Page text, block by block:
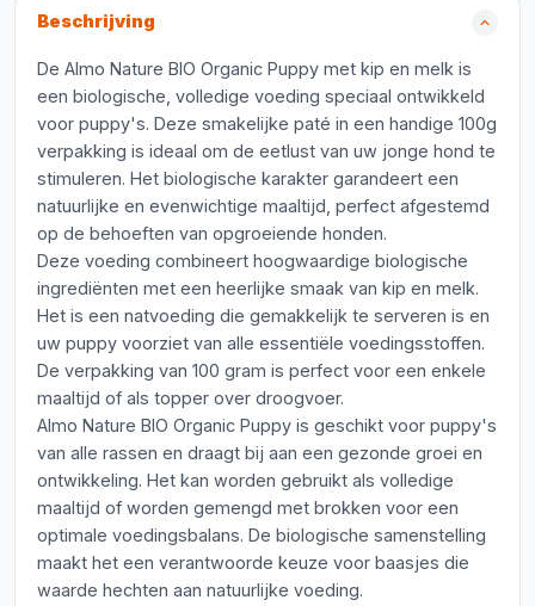
Beschrijving
De Almo Nature BIO Organic Puppy met kip en melk is
een biologische, volledige voeding speciaal ontwikkeld
voor puppy's. Deze smakelijke paté in een handige 100g
verpakking is ideaal om de eetlust van uw jonge hond te
stimuleren. Het biologische karakter garandeert een
natuurlijke en evenwichtige maaltijd, perfect afgestemd
op de behoeften van opgroeiende honden.
Deze voeding combineert hoogwaardige biologische
ingrediënten met een heerlijke smaak van kip en melk.
Het is een natvoeding die gemakkelijk te serveren is en
uw puppy voorziet van alle essentiële voedingsstoffen.
De verpakking van 100 gram is perfect voor een enkele
maaltijd of als topper over droogvoer.
Almo Nature BIO Organic Puppy is geschikt voor puppy's
van alle rassen en draagt bij aan een gezonde groei en
ontwikkeling. Het kan worden gebruikt als volledige
maaltijd of worden gemengd met brokken voor een
optimale voedingsbalans. De biologische samenstelling
maakt het een verantwoorde keuze voor baasjes die
waarde hechten aan natuurlijke voeding.